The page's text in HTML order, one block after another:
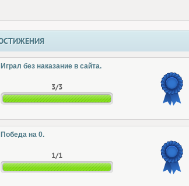
Играл без наказание в сайта.
3/3
Победа на 0.
1/1